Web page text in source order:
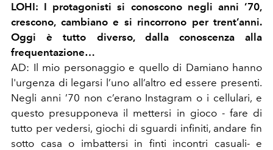
LOHI: I protagonisti si conoscono negli anni ’70,
crescono, cambiano e si rincorrono per trent’anni.
Oggi è tutto diverso, dalla conoscenza alla
frequentazione…
AD: Il mio personaggio e quello di Damiano hanno
l'urgenza di legarsi l’uno all’altro ed essere presenti.
Negli anni ’70 non c’erano Instagram o i cellulari, e
questo presupponeva il mettersi in gioco - fare di
tutto per vedersi, giochi di sguardi infiniti, andare fin
sotto casa o imbattersi in finti incontri casuali- e